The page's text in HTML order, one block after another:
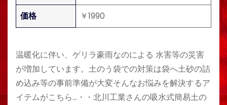
価格
￥1990
温暖化に伴い、ゲリラ豪雨なのによる 水害等の災害
が増加しています。土のう袋での対策は袋へ土砂の詰
め込み等の事前準備が大変そんなお悩みを解決するア
イテムがこちら…・・北川工業さんの吸水式簡易土の